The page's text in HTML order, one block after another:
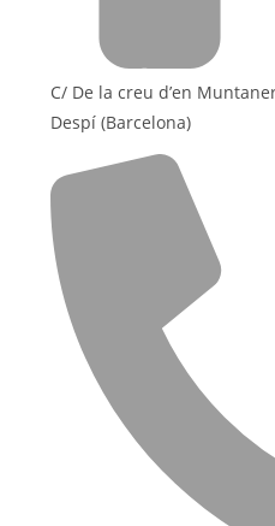
C/ De la creu d’en
Despí (Barcelona)